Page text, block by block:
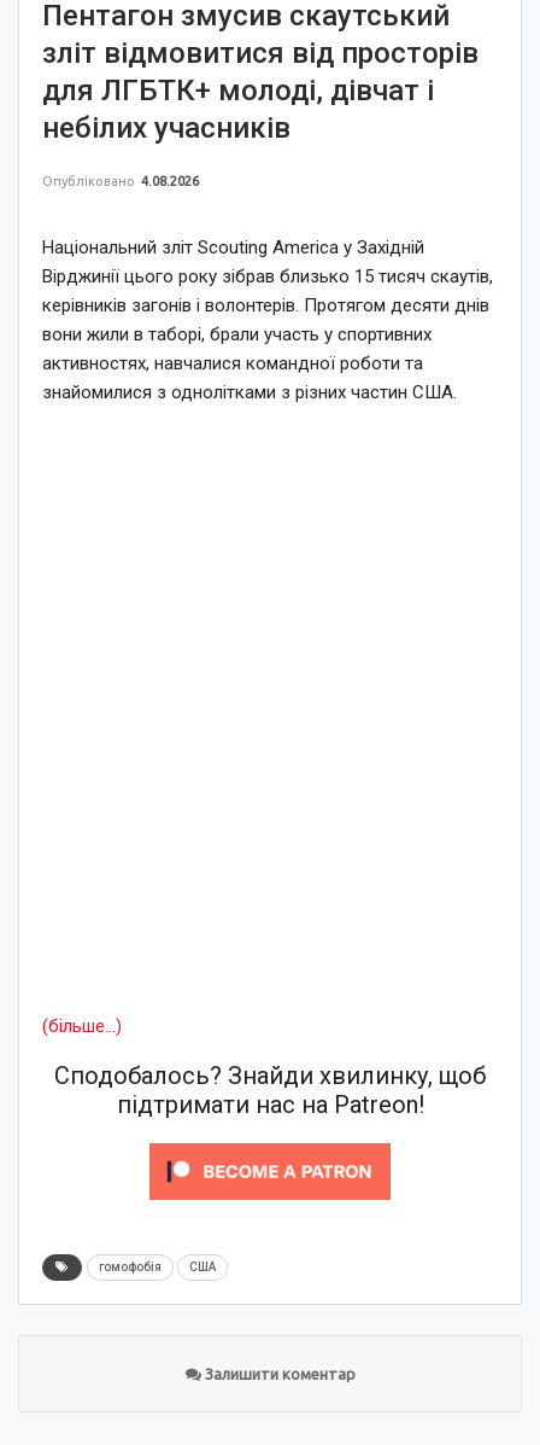
Пентагон змусив скаутський
зліт відмовитися від просторів
для ЛГБТК+ молоді, дівчат і
небілих учасників
Опубліковано 4.08.2026
Національний зліт Scouting America у Західній
Вірджинії цього року зібрав близько 15 тисяч скаутів,
керівників загонів і волонтерів. Протягом десяти днів
вони жили в таборі, брали участь у спортивних
активностях, навчалися командної роботи та
знайомилися з однолітками з різних частин США.
(більше…)
Сподобалось? Знайди хвилинку, щоб
підтримати нас на Patreon!
гомофобія США
Залишити коментар